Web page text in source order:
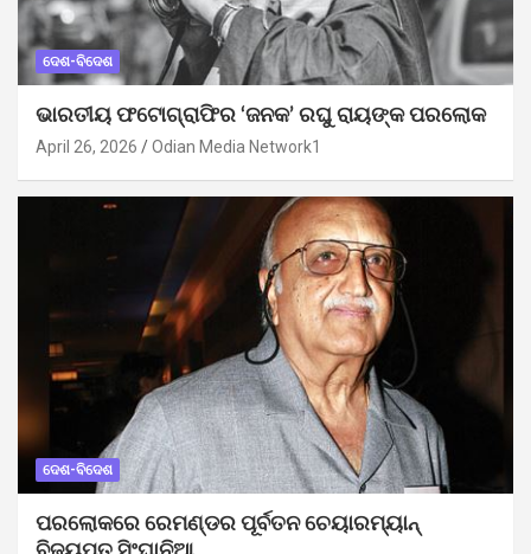
ଦେଶ-ବିଦେଶ
ଭାରତୀୟ ଫଟୋଗ୍ରାଫିର ‘ଜନକ’ ରଘୁ ରାୟଙ୍କ ପରଲୋକ
April 26, 2026 Odian Media Network1
ଦେଶ-ବିଦେଶ
ପରଲୋକରେ ରେମଣ୍ଡର ପୂର୍ବତନ ଚେୟାରମ୍ୟାନ୍